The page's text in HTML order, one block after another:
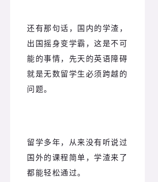
还有那句话，国内的学渣，
出国摇身变学霸，这是不可
能的事情，先天的英语障碍
就是无数留学生必须跨越的
问题。
留学多年，从来没有听说过
国外的课程简单，学渣来了
都能轻松通过。